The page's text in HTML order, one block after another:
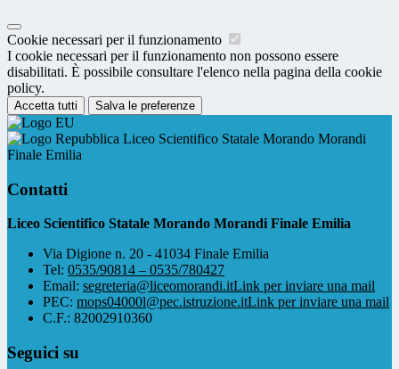
Cookie necessari per il funzionamento
I cookie necessari per il funzionamento non possono essere
disabilitati. È possibile consultare l'elenco nella pagina della cookie
policy.
Accetta tutti Salva le preferenze
Liceo Scientifico Statale Morando Morandi
Finale Emilia
Contatti
Liceo Scientifico Statale Morando Morandi Finale Emilia
Via Digione n. 20 - 41034 Finale Emilia
Tel: 0535/90814 – 0535/780427
Email: segreteria@liceomorandi.itLink per inviare una mail
PEC: mops04000l@pec.istruzione.itLink per inviare una mail
C.F.: 82002910360
Seguici su